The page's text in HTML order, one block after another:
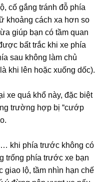
cố gắng tránh đỗ phía
khoảng cách xa hơn so
giúp bạn có tầm quan
bất trắc khi xe phía
sau không làm chủ
khi lên hoặc xuống dốc).
xe quá khổ này, đặc biệt
trường hợp bị “cướp
khi phía trước không có
trống phía trước xe bạn
lộ, tầm nhìn hạn chế